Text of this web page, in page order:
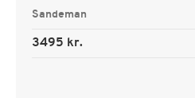
Sandeman
3495 kr.